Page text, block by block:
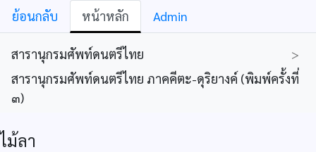
ย้อนกลับ หน้าหลัก Admin
สารานุกรมศัพท์ดนตรีไทย
>
สารานุกรมศัพท์ดนตรีไทย ภาคคีตะ-ดุริยางค์ (พิมพ์ครั้งที่
๓)
ไม้ลา